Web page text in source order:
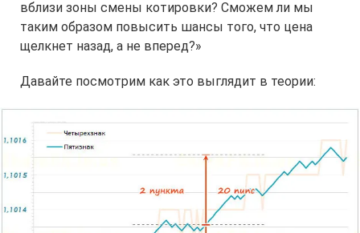
вблизи зоны смены котировки? Сможем ли мы
таким образом повысить шансы того, что цена
щелкнет назад, а не вперед?»
Давайте посмотрим как это выглядит в теории: